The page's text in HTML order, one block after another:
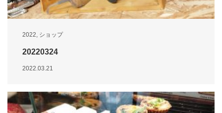
2022, ショップ
20220324
2022.03.21